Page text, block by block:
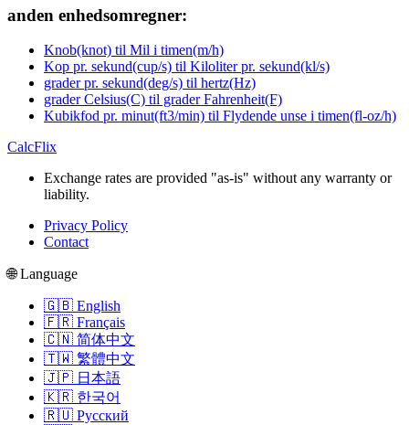
anden enhedsomregner:
Knob(knot) til Mil i timen(m/h)
Kop pr. sekund(cup/s) til Kiloliter pr. sekund(kl/s)
grader pr. sekund(deg/s) til hertz(Hz)
grader Celsius(C) til grader Fahrenheit(F)
Kubikfod pr. minut(ft3/min) til Flydende unse i timen(fl-oz/h)
CalcFlix
Exchange rates are provided "as-is" without any warranty or
liability.
Privacy Policy
Contact
🌐 Language
🇬🇧 English
🇫🇷 Français
🇨🇳 简体中文
🇹🇼 繁體中文
🇯🇵 日本語
🇰🇷 한국어
🇷🇺 Русский